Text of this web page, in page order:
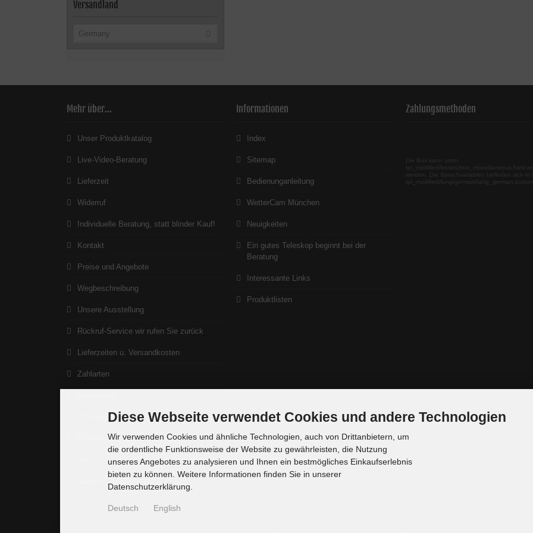
Versandland
Germany
Mehr über...
Unser Produktkatalog
Live-Video-Beratung
Lieferzeit
Widerruf
Individuelle Beratung, statt blinder Kauf!
Kontakt
Preise und Angebote
Wegbeschreibung
Unsere Ausstellung
Rückruf-Service wir rufen Sie zurück
Lieferzeiten u. Versandkosten
Zahlarten
AGB und Widerrufsrecht
Privatsphäre und Datenschutz
Informationen
Index
Sitemap
Bedienunganleitung
WetterCam München
Neuigkeiten
Ein gutes Teleskop beginnt bei der
Beratung
Interessante Links
Produktlisten
Zahlungsmethoden
Die Box kann unter
tpl_modified/boxes/box_miscellaneous.html
werden. Die Sprachvariablen befinden sich in
Diese Webseite verwendet Cookies und andere Technologien
Wir verwenden Cookies und ähnliche Technologien, auch von Drittanbietern, um
die ordentliche Funktionsweise der Website zu gewährleisten, die Nutzung
unseres Angebotes zu analysieren und Ihnen ein bestmögliches Einkaufserlebnis
bieten zu können. Weitere Informationen finden Sie in unserer
Datenschutzerklärung.
Deutsch English